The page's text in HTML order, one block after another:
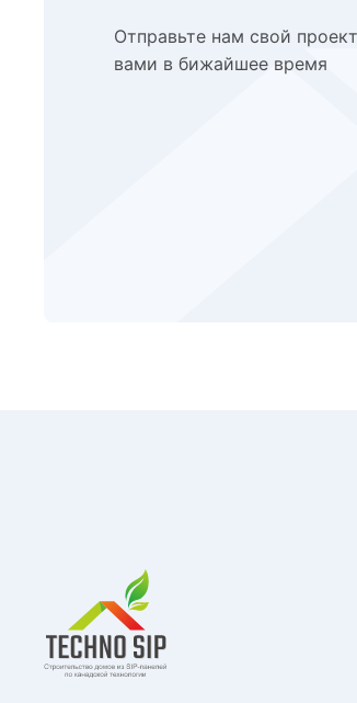
Отправьте нам свой
вами в бижайшее время